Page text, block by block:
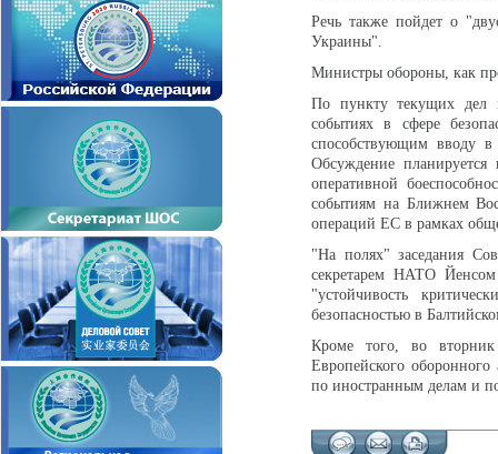
Речь также пойдет о
Украины".
Министры обороны, как
По пункту текущих дел
событиях в сфере
способствующим вводу
Обсуждение планируется
оперативной
событиям на Ближнем
операций ЕС в рамках
"На полях" заседания
секретарем НАТО Йенсом
"устойчивость
безопасностью в
Кроме того, во вторник
Европейского оборонного
по иностранным делам и